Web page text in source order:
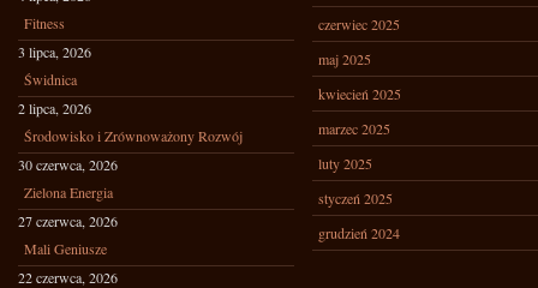
Fitness
3 lipca, 2026
Świdnica
2 lipca, 2026
Środowisko i Zrównoważony Rozwój
30 czerwca, 2026
Zielona Energia
27 czerwca, 2026
Mali Geniusze
22 czerwca, 2026
czerwiec 2025
maj 2025
kwiecień 2025
marzec 2025
luty 2025
styczeń 2025
grudzień 2024